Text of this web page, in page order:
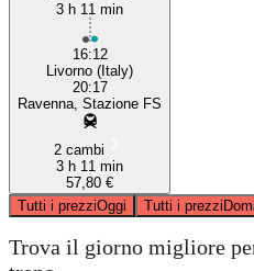
3 h 11 min
16:12
Livorno (Italy)
20:17
Ravenna, Stazione FS
2 cambi
3 h 11 min
57,80 €
Tutti i prezziOggi Tutti i prezzi
Trova il giorno migliore